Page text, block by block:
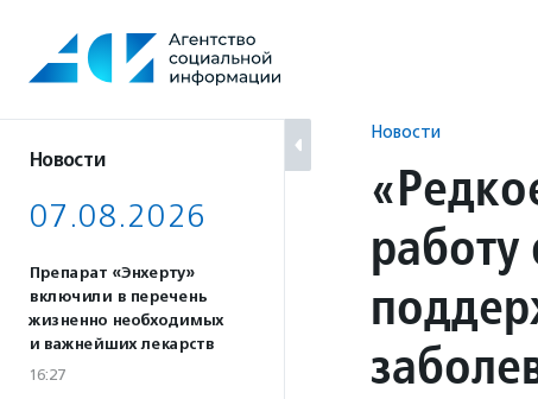
содержанию
Новости
07.08.2026
Препарат «Энхерту»
включили в перечень
жизненно необходимых
и важнейших лекарств
16:27
Новости